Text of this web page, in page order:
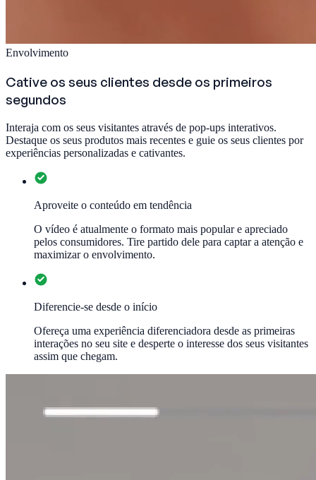
Envolvimento
Cative os seus clientes desde os primeiros
segundos
Interaja com os seus visitantes através de pop-ups interativos.
Destaque os seus produtos mais recentes e guie os seus clientes por
experiências personalizadas e cativantes.
Aproveite o conteúdo em tendência
O vídeo é atualmente o formato mais popular e apreciado
pelos consumidores. Tire partido dele para captar a atenção e
maximizar o envolvimento.
Diferencie-se desde o início
Ofereça uma experiência diferenciadora desde as primeiras
interações no seu site e desperte o interesse dos seus visitantes
assim que chegam.